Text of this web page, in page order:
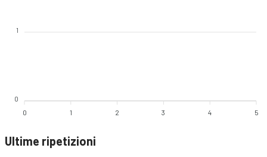
1
0
0 1 2 3 4 5
Ultime ripetizioni